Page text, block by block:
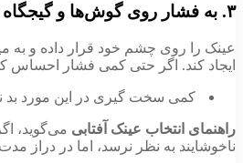
۳. به فشار روی گوش‌ها و گیجگاه توجه کنید
عینک را روی چشم خود قرار داده و به
ایجاد کند. اگر حتی کمی فشار احساس
کمی سخت گیری در این مورد بد
راهنمای انتخاب عینک آفتابی می‌گوید،
ناخوشایند به نظر نرسد، اما در دراز